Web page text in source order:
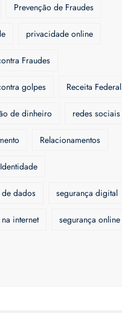
Prevenção de Fraudes
privacidade online
Fraudes
golpes Receita Federal
de dinheiro redes sociais
Relacionamentos
dados segurança digital
internet segurança online